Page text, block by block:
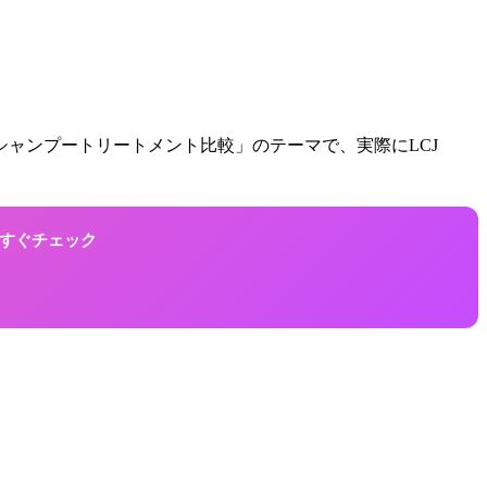
ンプートリートメント比較」のテーマで、実際にLCJ
ぐチェック